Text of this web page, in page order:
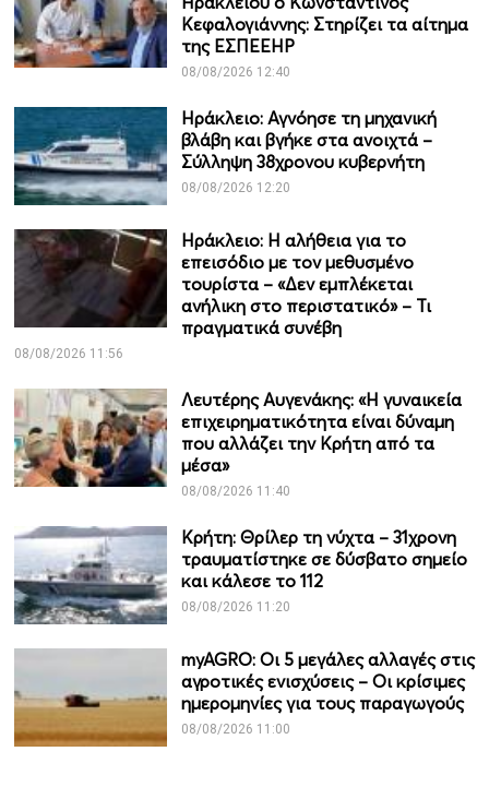
Κεφαλογιάννης: Στηρίζει τα αίτημα
της ΕΣΠΕΕΗΡ
08/08/2026 12:40
Ηράκλειο: Αγνόησε τη μηχανική
βλάβη και βγήκε στα ανοιχτά –
Σύλληψη 38χρονου κυβερνήτη
08/08/2026 12:20
Ηράκλειο: Η αλήθεια για το
επεισόδιο με τον μεθυσμένο
τουρίστα – «Δεν εμπλέκεται
ανήλικη στο περιστατικό» – Τι
πραγματικά συνέβη
08/08/2026 11:56
Λευτέρης Αυγενάκης: «Η γυναικεία
επιχειρηματικότητα είναι δύναμη
που αλλάζει την Κρήτη από τα
μέσα»
08/08/2026 11:40
Κρήτη: Θρίλερ τη νύχτα – 31χρονη
τραυματίστηκε σε δύσβατο σημείο
και κάλεσε το 112
08/08/2026 11:20
myAGRO: Οι 5 μεγάλες αλλαγές στις
αγροτικές ενισχύσεις – Οι κρίσιμες
ημερομηνίες για τους παραγωγούς
08/08/2026 11:00